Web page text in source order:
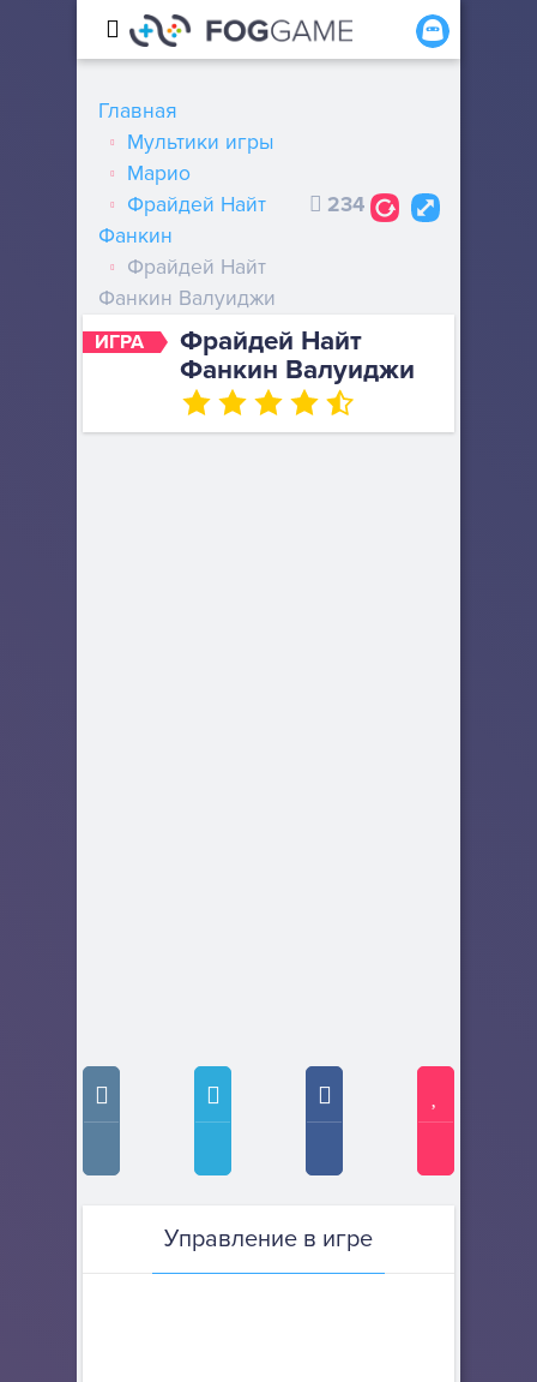
ИГРА
Фрайдей Найт
Фанкин Валуиджи
Главная
Мультики игры
Марио
Фрайдей Найт
Фанкин
Фрайдей Найт
Фанкин Валуиджи
234
Управление в игре